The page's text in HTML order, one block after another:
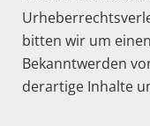
bitten wir um
Bekanntwerden
derartige Inhalte